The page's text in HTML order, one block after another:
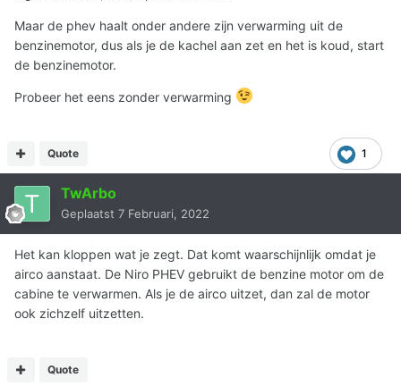
Maar de phev haalt onder andere zijn verwarming uit de
benzinemotor, dus als je de kachel aan zet en het is koud, start
de benzinemotor.
Probeer het eens zonder verwarming
1
Quote
TwArbo
Geplaatst 7 Februari, 2022
Het kan kloppen wat je zegt. Dat komt waarschijnlijk omdat je
airco aanstaat. De Niro PHEV gebruikt de benzine motor om de
cabine te verwarmen. Als je de airco uitzet, dan zal de motor
ook zichzelf uitzetten.
Quote